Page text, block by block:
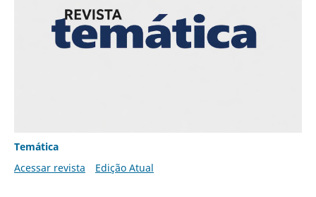
Temática
Acessar revista
Edição Atual